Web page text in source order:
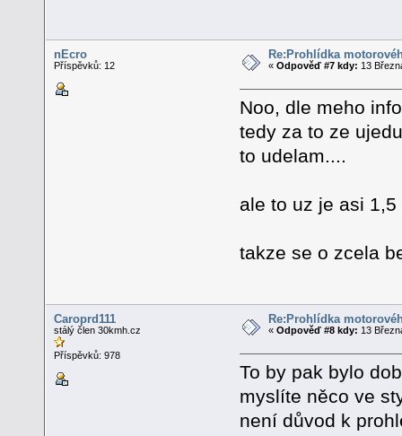
nEcro
Příspěvků: 12
Re:Prohlídka
«Odpověď #7 kdy: 13
Noo, dle meho
tedy za to ze
to udelam....
ale to uz je asi
takze se o zcela
Caroprd111
stálý člen 30kmh.cz
Příspěvků: 978
Re:Prohlídka
«Odpověď #8 kdy: 13
To by pak bylo
myslíte něco ve
není důvod k